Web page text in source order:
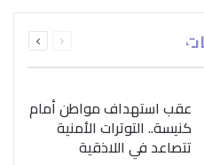
الصفحةالصفحة
تؤكد
متكامل
عقب استهداف مواطن أمام
كنيسة.. التوترات الأمنية
تتصاعد في اللاذقية